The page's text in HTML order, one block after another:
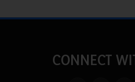
CONNECT